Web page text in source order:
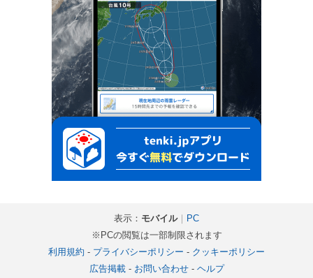
表示： モバイル｜ PC
※PCの閲覧は一部制限されます
利用規約 - プライバシーポリシー - クッキーポリシー
広告掲載- お問い合わせ- ヘルプ